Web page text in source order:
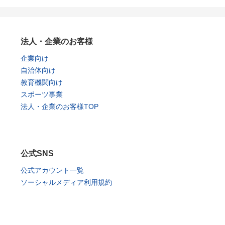
法人・企業のお客様
企業向け
自治体向け
教育機関向け
スポーツ事業
法人・企業のお客様TOP
公式SNS
公式アカウント一覧
ソーシャルメディア利用規約